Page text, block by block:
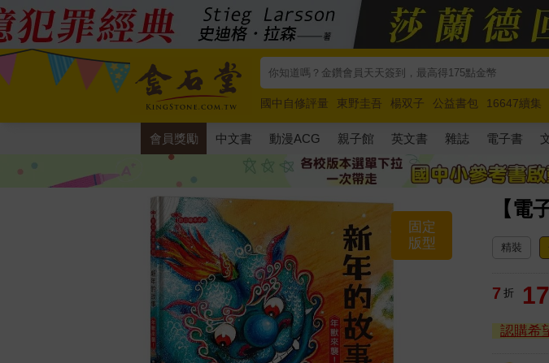
國中自修評量 東野圭吾 楊双子 公益書包 16647續集
唯紅花綻放
奧德賽 路邊攤新作 馬斯克 玩具總動員5
會員獎勵 中文書 動漫ACG 親子館 英文書 雜誌 電子書
【電
固定
版型
精裝
7 折
認購希